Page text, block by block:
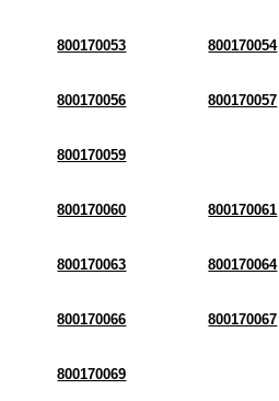
800170053 800170054
800170056 800170057
800170059
800170060 800170061
800170063 800170064
800170066 800170067
800170069